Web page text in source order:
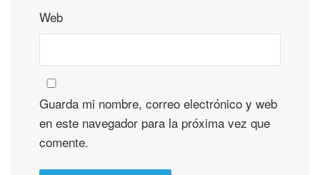
Web
Guarda mi nombre, correo electrónico y web
en este navegador para la próxima vez que
comente.